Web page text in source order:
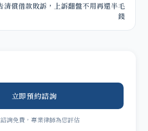
清償借款敗訴，上訴翻盤不用再還半毛
錢
立即預約諮詢
詢免費，專業律師為您評估